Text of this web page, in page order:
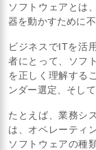
ソフトウェアとは
器を動かすために
ビジネスでITを活
者にとって、ソフ
を正しく理解する
ンダー選定、そし
たとえば、業務シ
は、オペレーティ
ソフトウェアの種